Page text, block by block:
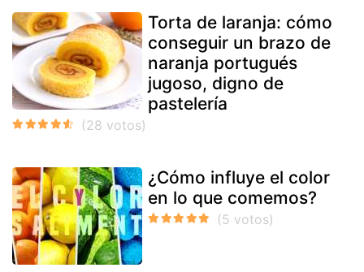
Torta de laranja: cómo
conseguir un brazo de
naranja portugués
jugoso, digno de
pastelería
¿Cómo influye el color
en lo que comemos?